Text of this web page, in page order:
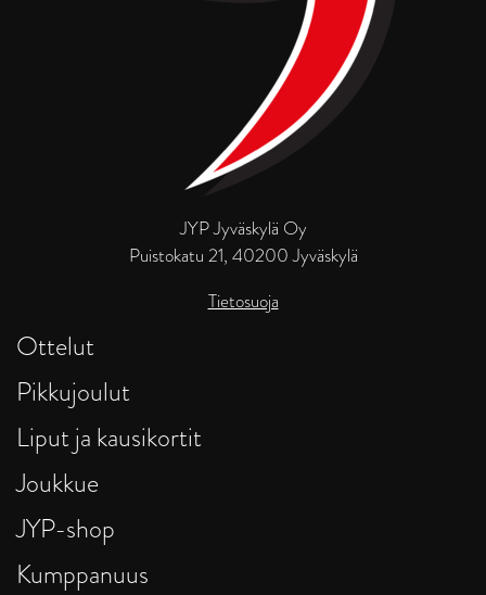
JYP Jyväskylä Oy
Puistokatu 21, 40200 Jyväskylä
Tietosuoja
Ottelut
Pikkujoulut
Liput ja kausikortit
Joukkue
JYP-shop
Kumppanuus